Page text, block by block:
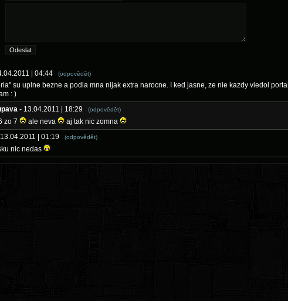
| 04:44 (odpovědět)
su uplne bezne a podla mna nijak extra narocne. I ked jasne, ze nie kazdy viedol portal
: )
- 13.04.2011 | 18:29 (odpovědět)
zo 7 ale neva
aj tak nic zomna
| 01:19 (odpovědět)
nic nedas